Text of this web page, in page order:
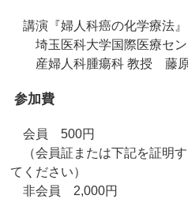
講演『婦人科癌の化学療法』
埼玉医科大学国際医療セン
産婦人科腫瘍科 教授 藤原
参加費
会員 500円
（会員証または下記を証明
てください）
非会員 2,000円